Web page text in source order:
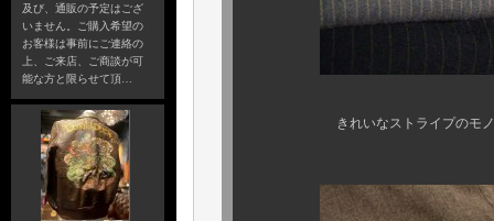
及び、通販の予定はござ
いません。ご購入希望の
お客様は事前にご連絡の
上、ご来店、ご商談が可
能な方と限らせて頂…
きれいなストライプのモノから